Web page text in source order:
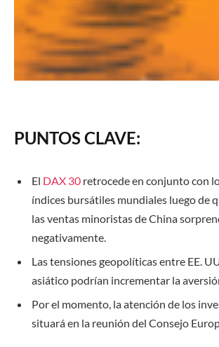
PUNTOS CLAVE:
El DAX 30 retrocede en conjunto con
índices bursátiles mundiales luego de
las ventas minoristas de China
negativamente.
Las tensiones geopolíticas entre EE.
asiático podrían incrementar la
Por el momento, la atención de los
situará en la reunión del Consejo